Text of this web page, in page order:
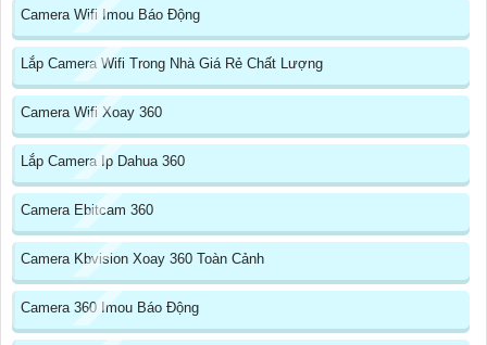
Camera Wifi Imou Báo Động
Lắp Camera Wifi Trong Nhà Giá Rẻ Chất Lượng
Camera Wifi Xoay 360
Lắp Camera Ip Dahua 360
Camera Ebitcam 360
Camera Kbvision Xoay 360 Toàn Cảnh
Camera 360 Imou Báo Động